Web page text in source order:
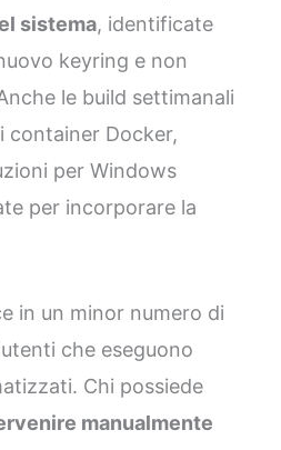
sistema, identificate
keyring e non
le build settimanali
container Docker,
per Windows
per incorporare la
in un minor numero di
che eseguono
Chi possiede
manualmente